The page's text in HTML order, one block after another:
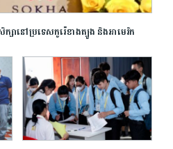
នៅប្រទេសកូរ៉េខាងត្បូង និងអាមេរិក